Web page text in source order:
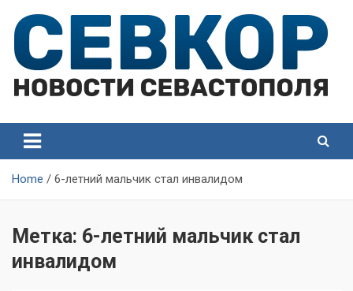
content
Севастополя
Севастополя
Home 6-летний мальчик стал инвалидом
Метка: 6-летний мальчик стал
инвалидом